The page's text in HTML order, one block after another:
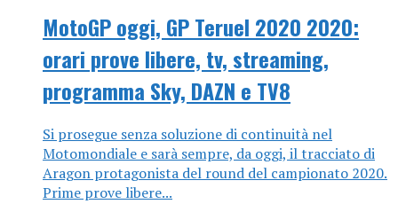
MotoGP oggi, GP Teruel 2020 2020:
orari prove libere, tv, streaming,
programma Sky, DAZN e TV8
Si prosegue senza soluzione di continuità nel
Motomondiale e sarà sempre, da oggi, il tracciato di
Aragon protagonista del round del campionato 2020.
Prime prove libere...